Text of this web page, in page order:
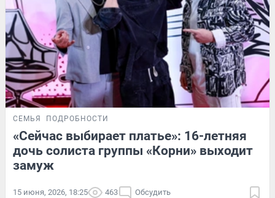
СЕМЬЯ ПОДРОБНОСТИ
«Сейчас выбирает платье»: 16-летняя
дочь солиста группы «Корни» выходит
замуж
15 июня, 2026, 18:25 463 Обсудить